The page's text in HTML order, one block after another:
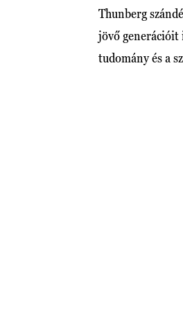
Thunberg
jövő generációit
tudomány és a